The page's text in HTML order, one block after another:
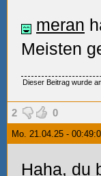
meran
Meisten
Dieser Beitrag wurde
2 0
Mo. 21.04.25 -
Haha, du